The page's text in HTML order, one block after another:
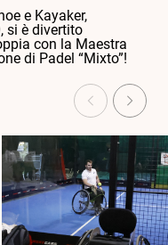
e Kayaker,
si è divertito
con la Maestra
di Padel “Mixto”!